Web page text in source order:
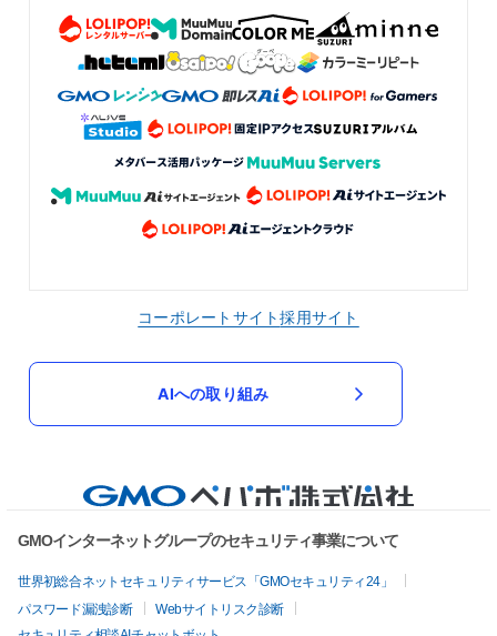
コーポレートサイト採用サイト
AIへの取り組み
GMOインターネットグループのセキュリティ事業について
世界初総合ネットセキュリティサービス「GMOセキュリティ24」
パスワード漏洩診断
Webサイトリスク診断